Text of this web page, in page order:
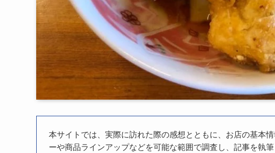
本サイトでは、実際に訪れた際の感想とともに、お店の基本
ーや商品ラインアップなどを可能な範囲で調査し、記事を執筆